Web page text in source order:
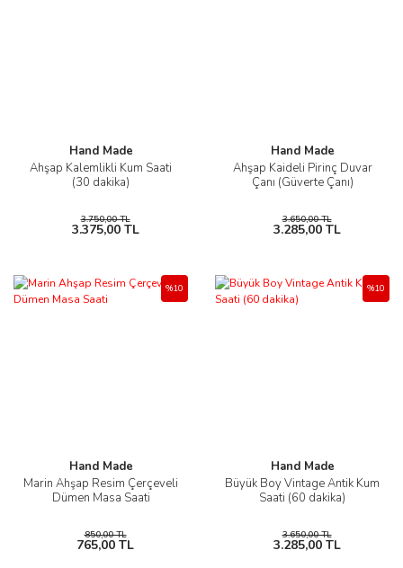
Hand Made
Ahşap Kalemlikli Kum Saati
(30 dakika)
3.750,00 TL
3.375,00 TL
Hand Made
Ahşap Kaideli Pirinç Duvar
Çanı (Güverte Çanı)
3.650,00 TL
3.285,00 TL
Hand Made
Marin Ahşap Resim Çerçeveli
Dümen Masa Saati
%10
850,00 TL
765,00 TL
Hand Made
Büyük Boy Vintage Antik Kum
Saati (60 dakika)
%10
3.650,00 TL
3.285,00 TL